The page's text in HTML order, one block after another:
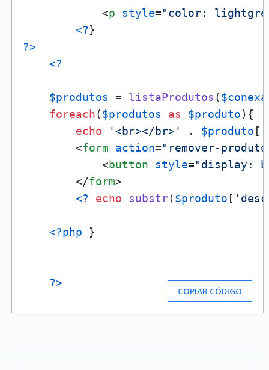
<p style="color:
<?
?>
<?
$produtos = listaProdutos (
foreach($produtos as $produto){
echo
'<br></br>' . $produto [
<form action="remover-
<button style="display:
</form>
<?
echo substr($produto [
<?php }
?>
COPIAR CÓDIGO